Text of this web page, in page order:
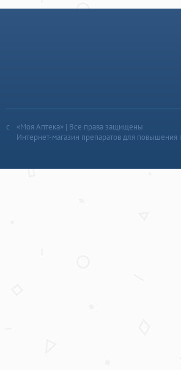
«Моя Аптека» | Все права защищены
Интернет-магазин препаратов для повышения